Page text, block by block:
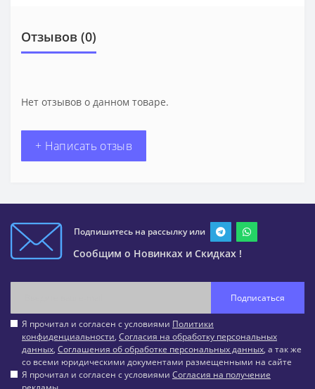
Отзывов (0)
Нет отзывов о данном товаре.
+ Написать отзыв
Подпишитесь на рассылку или
Сообщим о Новинках и Скидках !
Подписаться
Я прочитал и согласен с условиями Политики
конфиденциальности, Согласия на обработку персональных
данных, Соглашения об обработке персональных данных, а так же
со всеми юридическими документами размещенными на сайте
Я прочитал и согласен с условиями Согласия на получение